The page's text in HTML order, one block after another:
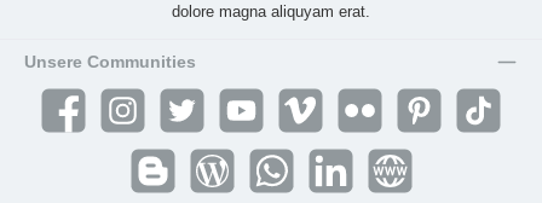
dolore magna aliquyam erat.
Unsere Communities
Facebook Instagram Twitter YouTube Vimeo Flickr Pinterest TikTok
Blogger Blog WhatsApp Website